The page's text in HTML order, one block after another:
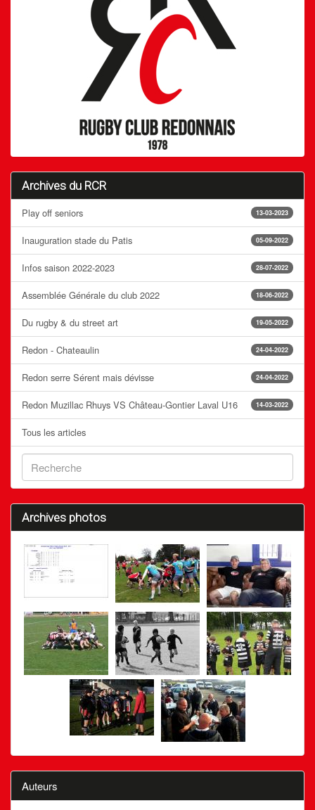
Archives du RCR
13-03-2023
Play off seniors
05-09-2022
Inauguration stade du Patis
28-07-2022
Infos saison 2022-2023
18-06-2022
Assemblée Générale du club 2022
19-05-2022
Du rugby & du street art
24-04-2022
Redon - Chateaulin
24-04-2022
Redon serre Sérent mais dévisse
14-03-2022
Redon Muzillac Rhuys VS Château-Gontier Laval U16
Tous les articles
Archives photos
Auteurs